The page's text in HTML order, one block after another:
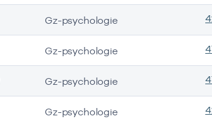
Gz-psychologie
Gz-psychologie
Gz-psychologie
Gz-psychologie